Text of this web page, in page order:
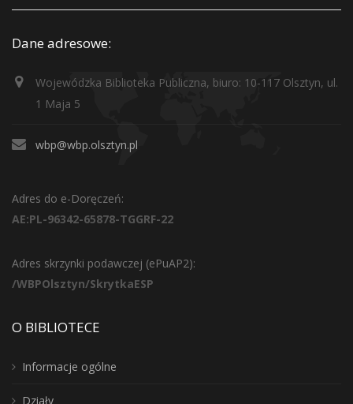
Dane adresowe:
Wojewódzka Biblioteka Publiczna, biuro: 10-117 Olsztyn, ul.
1 Maja 5
wbp@wbp.olsztyn.pl
Adres do e-Doręczeń:
AE:PL-96342-65878-TGGRF-22
Adres skrzynki podawczej (ePuAP2):
/WBPOlsztyn/SkrytkaESP
O BIBLIOTECE
Informacje ogólne
Działy